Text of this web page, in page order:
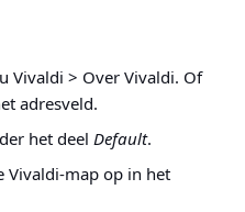
Vivaldi > Over Vivaldi. Of
adresveld.
het deel Default.
Vivaldi-map op in het